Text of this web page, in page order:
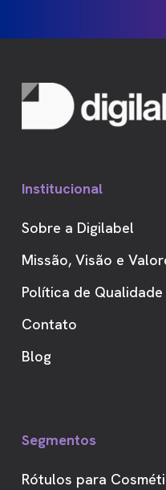
Institucional
Sobre a Digilabel
Missão, Visão e
Política de Qualidade
Contato
Blog
Segmentos
Rótulos para